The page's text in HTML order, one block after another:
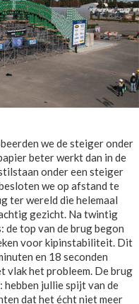
we de steiger onder
beter werkt dan in de
onder een steiger
we op afstand te
ter wereld die helemaal
gezicht. Na twintig
de top van de brug begon
voor kipinstabiliteit. Dit
en 18 seconden
vlak het probleem. De brug
hebben jullie spijt van de
dat het écht niet meer